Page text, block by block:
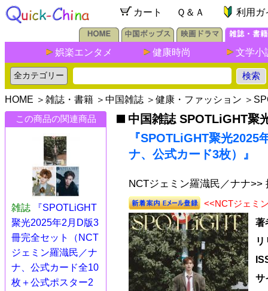
カート Ｑ＆Ａ 利用ガ
娯楽エンタメ 健康時尚 文学小
HOME ＞ 雑誌・書籍 ＞ 中国雑誌 ＞ 健康・ファッション ＞
この商品の関連商品
雑誌
『SPOTLiGHT
聚光2025年2月D版3
冊完全セット（NCT
ジェミン羅渽民／ナ
ナ、公式カード全10
枚＋公式ポスター2
中国雑誌 SPOTLiGHT聚
『SPOTLiGHT聚光2025
ナ、公式カード3枚）』
NCTジェミン羅渽民／ナナ>>
<<NCTジェミ
著
サ